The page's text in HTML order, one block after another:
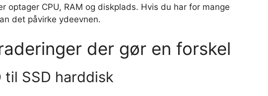
optager CPU, RAM og diskplads. Hvis du har for mange
det påvirke ydeevnen.
der gør en forskel
til SSD harddisk